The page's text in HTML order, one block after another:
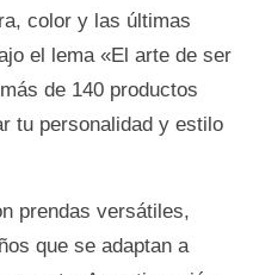
color y las últimas
el lema «El arte de ser
de 140 productos
tu personalidad y estilo
prendas versátiles,
que se adaptan a